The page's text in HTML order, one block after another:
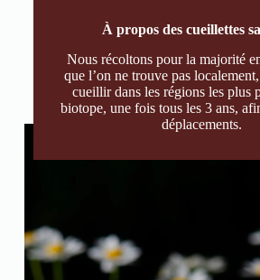
À propos des cueillettes
Nous récoltons pour la majorité
que l’on ne trouve pas
cueillir dans les régions les plus
biotope, une fois tous les 3 ans,
déplacements.